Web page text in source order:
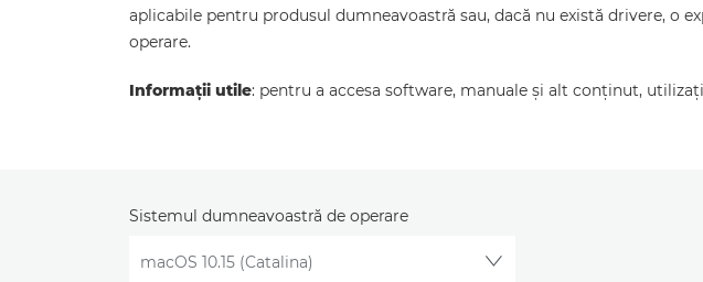
aplicabile pentru produsul dumneavoastră sau, dacă nu există drivere,
operare.
Informaţii utile: pentru a accesa software, manuale şi alt conţinut,
Sistemul dumneavoastră de operare